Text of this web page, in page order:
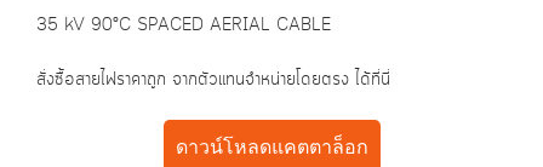
35 kV 90°C SPACED AERIAL CABLE
สั่งซื้อสายไฟราคาถูก จากตัวแทนจำหน่ายโดยตรง ได้ที่นี่
ดาวน์โหลดแคตตาล็อก